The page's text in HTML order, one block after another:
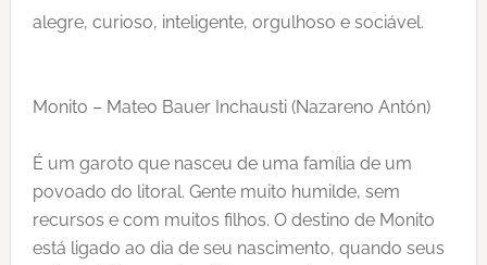
alegre, curioso, inteligente, orgulhoso e sociável.
Monito – Mateo Bauer Inchausti (Nazareno Antón)
É um garoto que nasceu de uma família de um
povoado do litoral. Gente muito humilde, sem
recursos e com muitos filhos. O destino de Monito
está ligado ao dia de seu nascimento, quando seus